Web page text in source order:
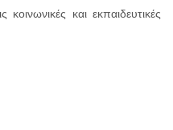
κοινωνικές και εκπαιδευτικές